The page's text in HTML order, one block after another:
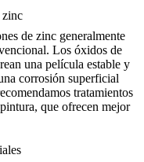
zinc
de zinc generalmente
Los óxidos de
una película estable y
corrosión superficial
tratamientos
pintura, que ofrecen mejor